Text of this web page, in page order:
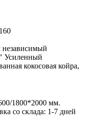
независимый
Усиленный
кокосовая койра,
1800*2000 мм.
со склада: 1-7 дней